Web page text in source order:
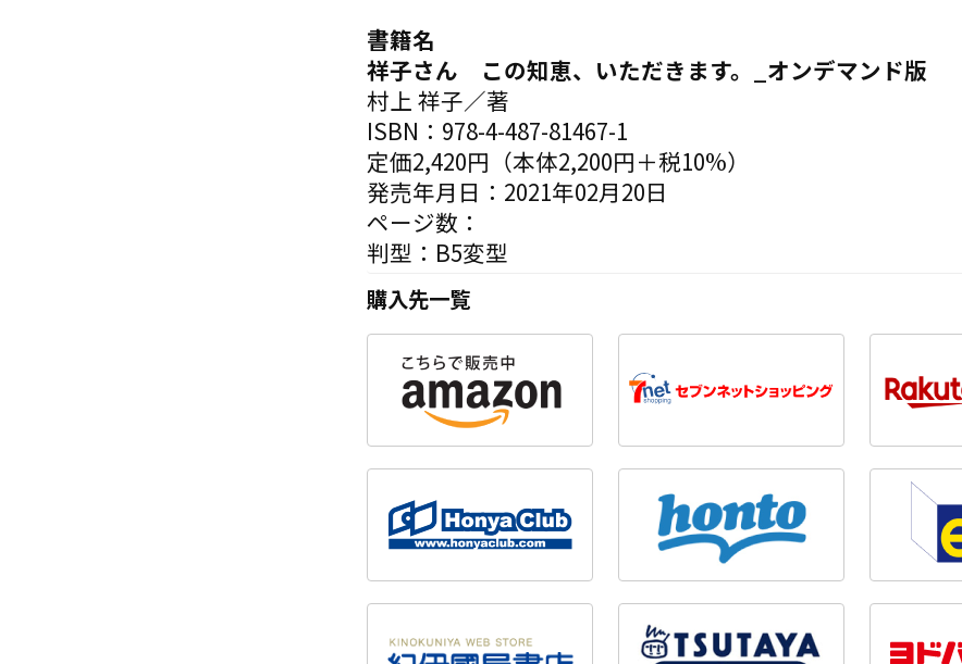
書籍名
祥子さん この知恵、いただきます。_オンデマンド版
村上 祥子／著
ISBN：978-4-487-81467-1
定価2,420円（本体2,200円＋税10%）
発売年月日：2021年02月20日
ページ数：
判型：B5変型
購入先一覧